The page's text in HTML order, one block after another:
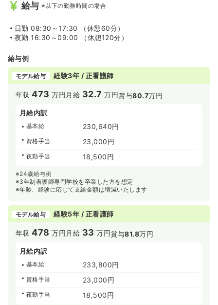
給与 ※以下の勤務時間の場合
日勤 08:30～17:30 （休憩60分）
夜勤 16:30～09:00 （休憩120分）
給与例
モデル給与 経験3年 / 正看護師
年収473 万円 月給 32.7 万円賞与80.7万円
月給内訳
基本給 230,640円
資格手当 23,000円
夜勤手当 18,500円
※24歳給与例
※3年制看護師専門学校を卒業した方を想定
※年齢、経験に応じて支給金額は増減いたします
モデル給与 経験5年 / 正看護師
年収478 万円 月給 33 万円賞与81.8万円
月給内訳
基本給 233,800円
資格手当 23,000円
夜勤手当 18,500円